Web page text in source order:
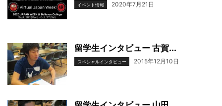
イベント情報 2020年7月21日
留学生インタビュー 古賀...
スペシャルインタビュー 2015年12月10日